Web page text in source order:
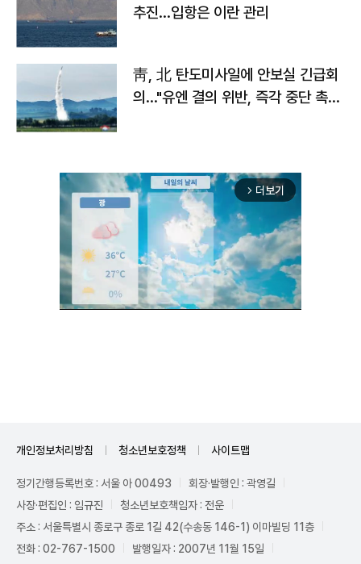
추진…입항은 이란 관리
靑, 北 탄도미사일에 안보실 긴급회
의…"유엔 결의 위반, 즉각 중단 촉
arrow_forward_ios 더보기
개인정보처리방침 청소년보호정책 사이트맵
정기간행등록번호 : 서울 아 00493
회장·발행인 : 곽영길
사장·편집인 : 임규진
청소년보호책임자 : 전운
주소 : 서울특별시 종로구 종로 1길 42(수송동 146-1) 이마빌딩 11층
전화 : 02-767-1500
발행일자 : 2007년 11월 15일